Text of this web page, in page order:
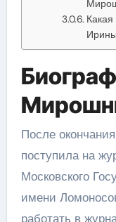
После
поступила на
Московского
имени
работать в